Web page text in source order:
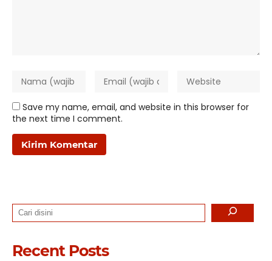
Save my name, email, and website in this browser for
the next time I comment.
Search
Recent Posts